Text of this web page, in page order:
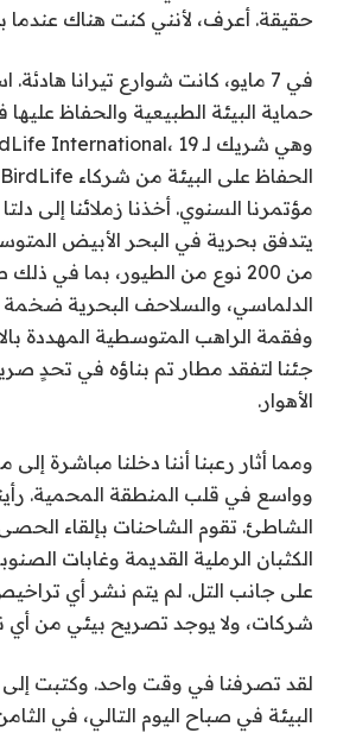
حقيقة. أعرف، لأنني كنت هناك عندما
في 7 مايو، كانت شوارع تيرانا
مؤتمرنا السنوي. أخذنا زملائنا إلى
يتدفق بحرية في البحر الأبيض
من 200 نوع من الطيور، بما في
الدلماسي، والسلاحف البحرية
وفقمة الراهب المتوسطية المهددة
جئنا لتفقد مطار تم بناؤه في تحدٍ
الأهوار.
ومما أثار رعبنا أننا دخلنا مباشرة إلى
وواسع في قلب المنطقة المحمية.
الشاطئ. تقوم الشاحنات بإلقاء
الكثبان الرملية القديمة وغابات
على جانب التل. لم يتم نشر أي
شركات، ولا يوجد تصريح بيئي من أي
لقد تصرفنا في وقت واحد. وكتبت إلى
البيئة في صباح اليوم التالي، في